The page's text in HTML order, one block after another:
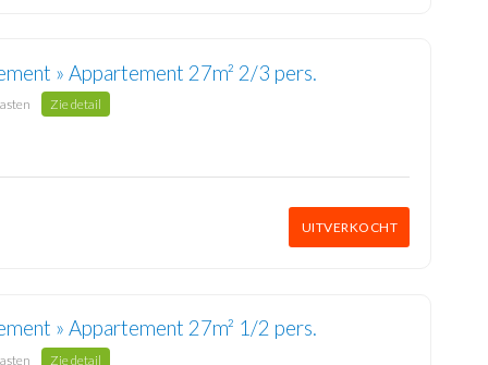
» Appartement 27m² 2/3 pers.
Zie detail
UITVERKOCHT
» Appartement 27m² 1/2 pers.
Zie detail